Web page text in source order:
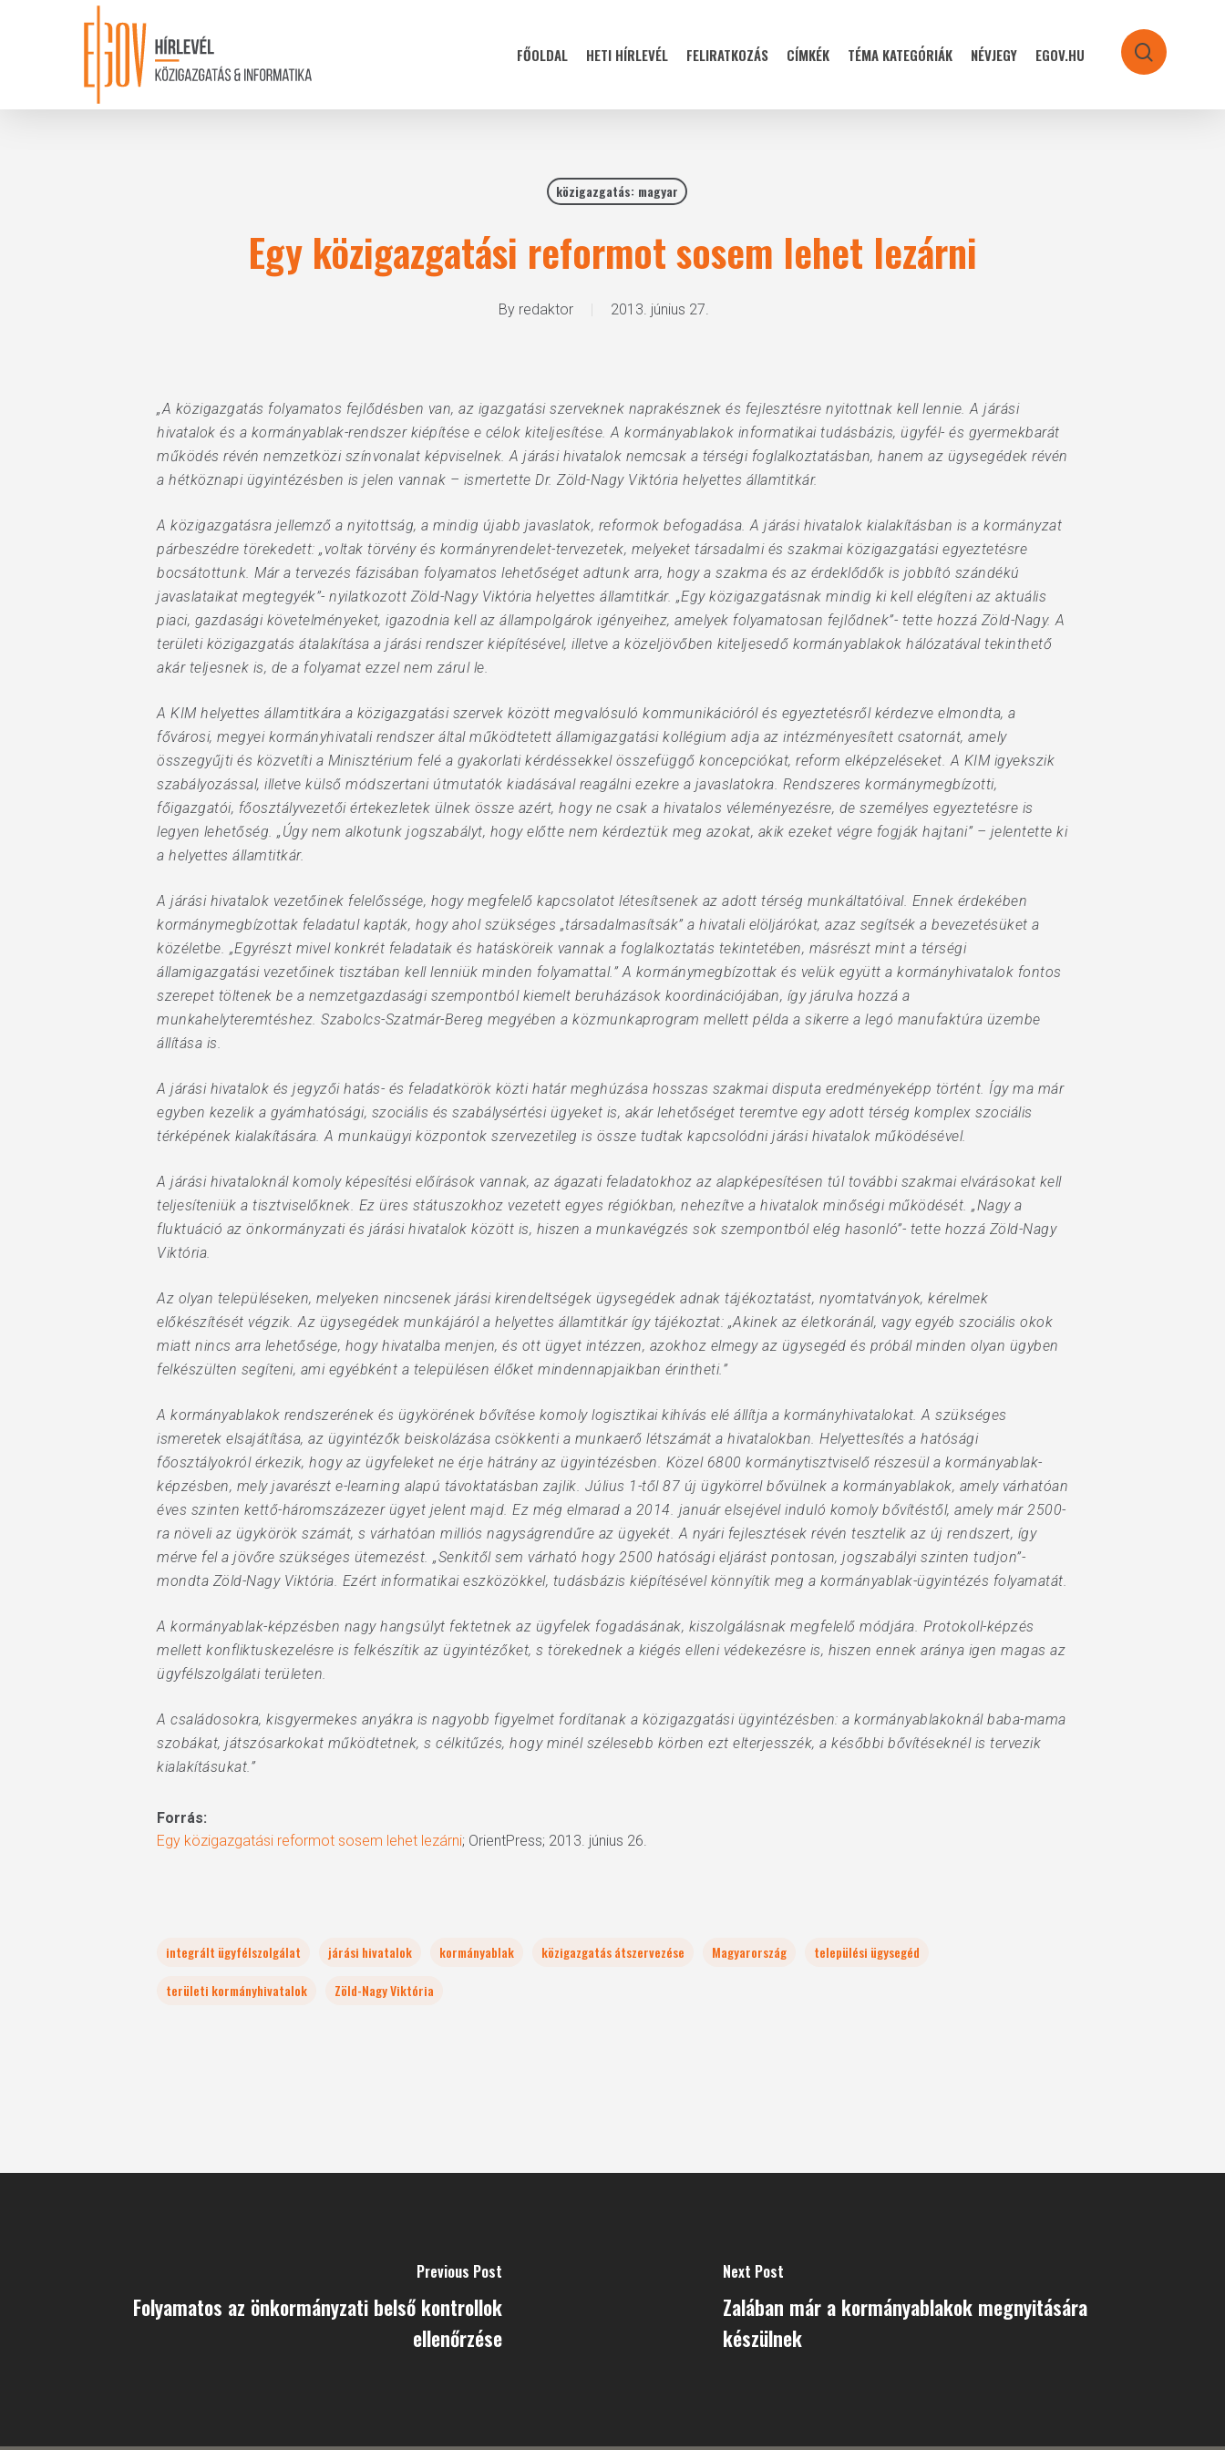
Hit enter to search or ESC to close
FŐOLDAL HETI HÍRLEVÉL FELIRATKOZÁS CÍMKÉK TÉMA KATEGÓRIÁK NÉVJEGY EGOV.HU search
közigazgatás: magyar
Egy közigazgatási reformot sosem lehet lezárni
By redaktor 2013. június 27.
„A közigazgatás folyamatos fejlődésben van, az igazgatási szerveknek naprakésznek és fejlesztésre nyitottnak kell lennie. A járási
hivatalok és a kormányablak-rendszer kiépítése e célok kiteljesítése. A kormányablakok informatikai tudásbázis, ügyfél- és gyermekbarát
működés révén nemzetközi színvonalat képviselnek. A járási hivatalok nemcsak a térségi foglalkoztatásban, hanem az ügysegédek révén
a hétköznapi ügyintézésben is jelen vannak – ismertette Dr. Zöld-Nagy Viktória helyettes államtitkár.
A közigazgatásra jellemző a nyitottság, a mindig újabb javaslatok, reformok befogadása. A járási hivatalok kialakításban is a kormányzat
párbeszédre törekedett: „voltak törvény és kormányrendelet-tervezetek, melyeket társadalmi és szakmai közigazgatási egyeztetésre
bocsátottunk. Már a tervezés fázisában folyamatos lehetőséget adtunk arra, hogy a szakma és az érdeklődők is jobbító szándékú
javaslataikat megtegyék”- nyilatkozott Zöld-Nagy Viktória helyettes államtitkár. „Egy közigazgatásnak mindig ki kell elégíteni az aktuális
piaci, gazdasági követelményeket, igazodnia kell az állampolgárok igényeihez, amelyek folyamatosan fejlődnek”- tette hozzá Zöld-Nagy. A
területi közigazgatás átalakítása a járási rendszer kiépítésével, illetve a közeljövőben kiteljesedő kormányablakok hálózatával tekinthető
akár teljesnek is, de a folyamat ezzel nem zárul le.
A KIM helyettes államtitkára a közigazgatási szervek között megvalósuló kommunikációról és egyeztetésről kérdezve elmondta, a
fővárosi, megyei kormányhivatali rendszer által működtetett államigazgatási kollégium adja az intézményesített csatornát, amely
összegyűjti és közvetíti a Minisztérium felé a gyakorlati kérdéssekkel összefüggő koncepciókat, reform elképzeléseket. A KIM igyekszik
szabályozással, illetve külső módszertani útmutatók kiadásával reagálni ezekre a javaslatokra. Rendszeres kormánymegbízotti,
főigazgatói, főosztályvezetői értekezletek ülnek össze azért, hogy ne csak a hivatalos véleményezésre, de személyes egyeztetésre is
legyen lehetőség. „Úgy nem alkotunk jogszabályt, hogy előtte nem kérdeztük meg azokat, akik ezeket végre fogják hajtani” – jelentette ki
a helyettes államtitkár.
A járási hivatalok vezetőinek felelőssége, hogy megfelelő kapcsolatot létesítsenek az adott térség munkáltatóival. Ennek érdekében
kormánymegbízottak feladatul kapták, hogy ahol szükséges „társadalmasítsák” a hivatali elöljárókat, azaz segítsék a bevezetésüket a
közéletbe. „Egyrészt mivel konkrét feladataik és hatásköreik vannak a foglalkoztatás tekintetében, másrészt mint a térségi
államigazgatási vezetőinek tisztában kell lenniük minden folyamattal.” A kormánymegbízottak és velük együtt a kormányhivatalok fontos
szerepet töltenek be a nemzetgazdasági szempontból kiemelt beruházások koordinációjában, így járulva hozzá a
munkahelyteremtéshez. Szabolcs-Szatmár-Bereg megyében a közmunkaprogram mellett példa a sikerre a legó manufaktúra üzembe
állítása is.
A járási hivatalok és jegyzői hatás- és feladatkörök közti határ meghúzása hosszas szakmai disputa eredményeképp történt. Így ma már
egyben kezelik a gyámhatósági, szociális és szabálysértési ügyeket is, akár lehetőséget teremtve egy adott térség komplex szociális
térképének kialakítására. A munkaügyi központok szervezetileg is össze tudtak kapcsolódni járási hivatalok működésével.
A járási hivataloknál komoly képesítési előírások vannak, az ágazati feladatokhoz az alapképesítésen túl további szakmai elvárásokat kell
teljesíteniük a tisztviselőknek. Ez üres státuszokhoz vezetett egyes régiókban, nehezítve a hivatalok minőségi működését. „Nagy a
fluktuáció az önkormányzati és járási hivatalok között is, hiszen a munkavégzés sok szempontból elég hasonló”- tette hozzá Zöld-Nagy
Viktória.
Az olyan településeken, melyeken nincsenek járási kirendeltségek ügysegédek adnak tájékoztatást, nyomtatványok, kérelmek
előkészítését végzik. Az ügysegédek munkájáról a helyettes államtitkár így tájékoztat: „Akinek az életkoránál, vagy egyéb szociális okok
miatt nincs arra lehetősége, hogy hivatalba menjen, és ott ügyet intézzen, azokhoz elmegy az ügysegéd és próbál minden olyan ügyben
felkészülten segíteni, ami egyébként a településen élőket mindennapjaikban érintheti.”
A kormányablakok rendszerének és ügykörének bővítése komoly logisztikai kihívás elé állítja a kormányhivatalokat. A szükséges
ismeretek elsajátítása, az ügyintézők beiskolázása csökkenti a munkaerő létszámát a hivatalokban. Helyettesítés a hatósági
főosztályokról érkezik, hogy az ügyfeleket ne érje hátrány az ügyintézésben. Közel 6800 kormánytisztviselő részesül a kormányablak-
képzésben, mely javarészt e-learning alapú távoktatásban zajlik. Július 1-től 87 új ügykörrel bővülnek a kormányablakok, amely várhatóan
éves szinten kettő-háromszázezer ügyet jelent majd. Ez még elmarad a 2014. január elsejével induló komoly bővítéstől, amely már 2500-
ra növeli az ügykörök számát, s várhatóan milliós nagyságrendűre az ügyekét. A nyári fejlesztések révén tesztelik az új rendszert, így
mérve fel a jövőre szükséges ütemezést. „Senkitől sem várható hogy 2500 hatósági eljárást pontosan, jogszabályi szinten tudjon”-
mondta Zöld-Nagy Viktória. Ezért informatikai eszközökkel, tudásbázis kiépítésével könnyítik meg a kormányablak-ügyintézés folyamatát.
A kormányablak-képzésben nagy hangsúlyt fektetnek az ügyfelek fogadásának, kiszolgálásnak megfelelő módjára. Protokoll-képzés
mellett konfliktuskezelésre is felkészítik az ügyintézőket, s törekednek a kiégés elleni védekezésre is, hiszen ennek aránya igen magas az
ügyfélszolgálati területen.
A családosokra, kisgyermekes anyákra is nagyobb figyelmet fordítanak a közigazgatási ügyintézésben: a kormányablakoknál baba-mama
szobákat, játszósarkokat működtetnek, s célkitűzés, hogy minél szélesebb körben ezt elterjesszék, a későbbi bővítéseknél is tervezik
kialakításukat.”
Forrás:
Egy közigazgatási reformot sosem lehet lezárni; OrientPress; 2013. június 26.
integrált ügyfélszolgálat járási hivatalok kormányablak közigazgatás átszervezése Magyarország
települési ügysegéd
területi kormányhivatalok
Zöld-Nagy Viktória
Previous Post
Folyamatos az önkormányzati belső kontrollok
ellenőrzése
Next Post
Zalában már a kormányablakok megnyitására
készülnek